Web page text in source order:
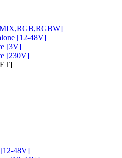
[12-48V]
[3V]
[230V]
48V]